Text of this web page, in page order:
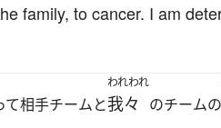
family, to cancer. I am
相手チームと
われわれ
我々 のチームの